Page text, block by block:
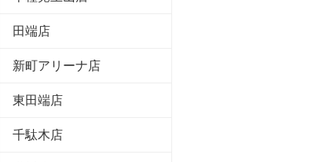
田端店
新町アリーナ店
東田端店
千駄木店